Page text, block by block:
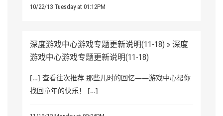
10/22/13 Tuesday at 01:12PM
深度游戏中心游戏专题更新说明(11-18) » 深度
游戏中心游戏专题更新说明(11-18)
[…] 查看往次推荐 那些儿时的回忆——游戏中心帮你
找回童年的快乐！ […]